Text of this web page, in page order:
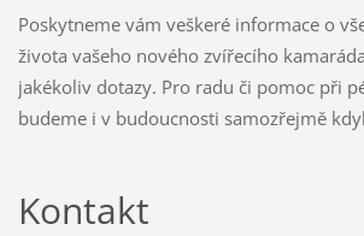
Poskytneme vám veškeré informace o
života vašeho nového zvířecího
jakékoliv dotazy. Pro radu či pomoc při
budeme i v budoucnosti samozřejmě
Kontakt